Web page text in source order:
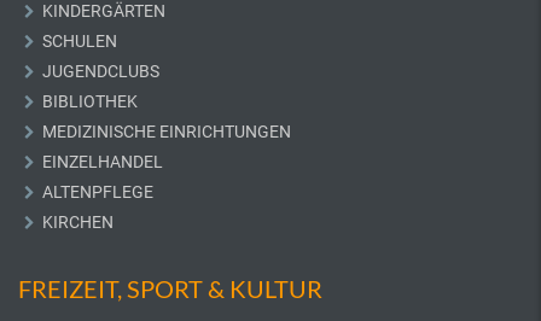
KINDERGÄRTEN
SCHULEN
JUGENDCLUBS
BIBLIOTHEK
MEDIZINISCHE EINRICHTUNGEN
EINZELHANDEL
ALTENPFLEGE
KIRCHEN
FREIZEIT, SPORT & KULTUR